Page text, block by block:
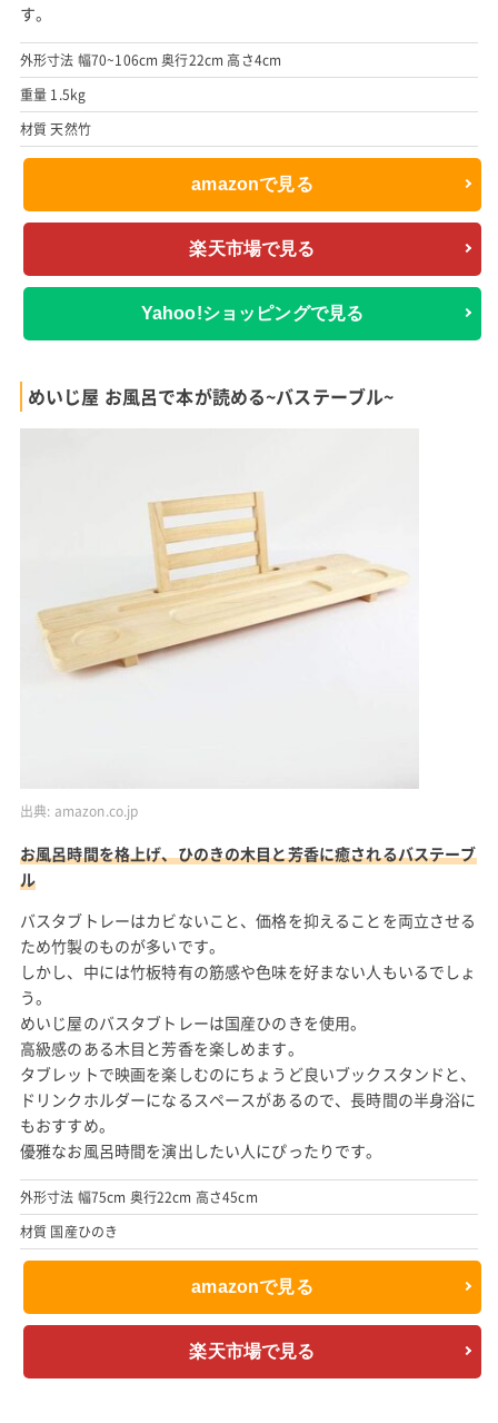
す。
外形寸法 幅70~106cm 奥行22cm 高さ4cm
重量 1.5kg
材質 天然竹
amazonで見る
楽天市場で見る
Yahoo!ショッピングで見る
めいじ屋 お風呂で本が読める~バステーブル~
出典: amazon.co.jp
お風呂時間を格上げ、ひのきの木目と芳香に癒されるバステーブ
ル
バスタブトレーはカビないこと、価格を抑えることを両立させる
ため竹製のものが多いです。
しかし、中には竹板特有の筋感や色味を好まない人もいるでしょ
う。
めいじ屋のバスタブトレーは国産ひのきを使用。
高級感のある木目と芳香を楽しめます。
タブレットで映画を楽しむのにちょうど良いブックスタンドと、
ドリンクホルダーになるスペースがあるので、長時間の半身浴に
もおすすめ。
優雅なお風呂時間を演出したい人にぴったりです。
外形寸法 幅75cm 奥行22cm 高さ45cm
材質 国産ひのき
amazonで見る
楽天市場で見る